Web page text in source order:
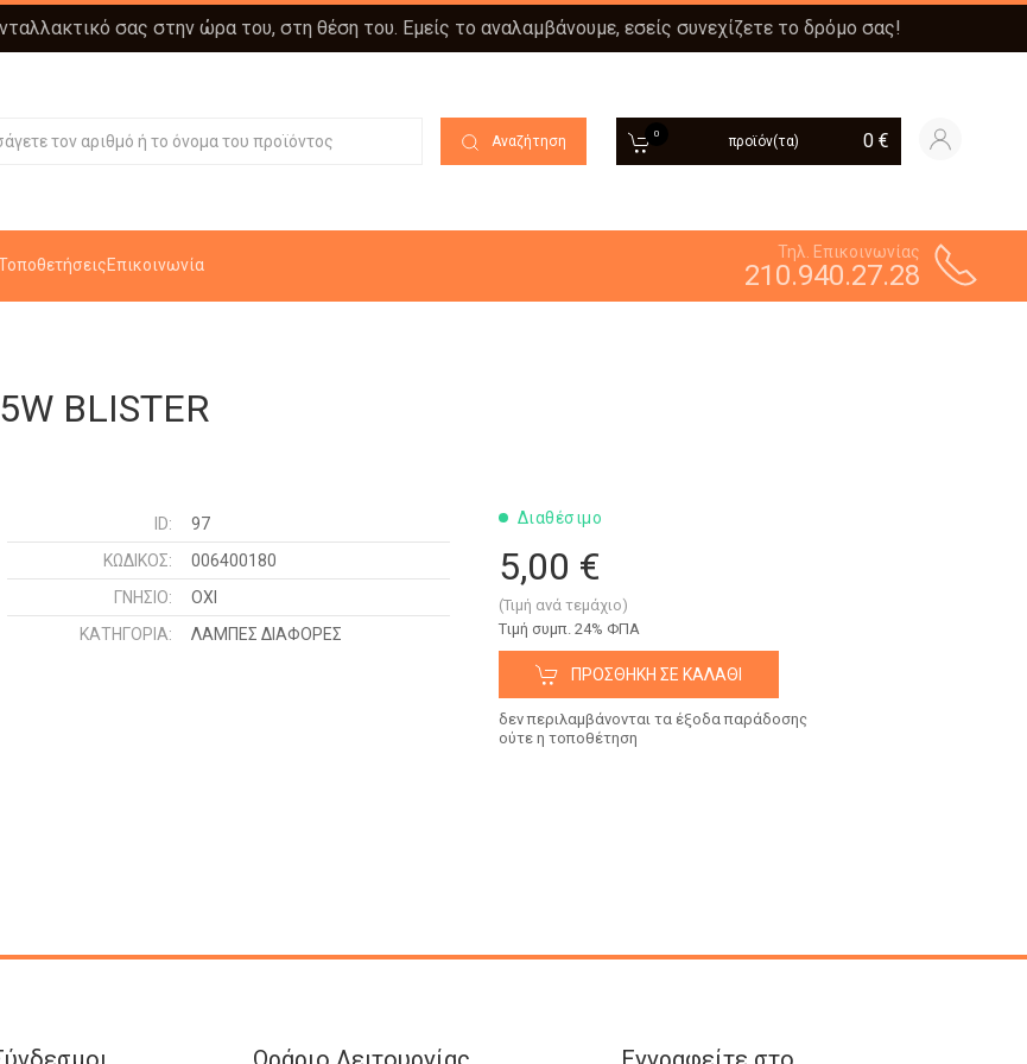
σας στην ώρα του, στη θέση του. Εμείς το αναλαμβάνουμε, εσείς συνεχίζετε το δρόμο σας!
Αναζήτηση 0 προϊόν(τα) 0 €
Επικοινωνία
Τηλ. Επικοινωνίας
210.940.27.28
BLISTER
ID:
97
ΚΩΔΙΚΌΣ:
006400180
ΓΝΉΣΙΟ:
ΟΧΙ
ΚΑΤΗΓΟΡΊΑ:
ΛΑΜΠΕΣ ΔΙΑΦΟΡΕΣ
Διαθέσιμο
5,00 €
(Τιμή ανά τεμάχιο)
Tιμή συμπ. 24% ΦΠΑ
ΠΡΟΣΘΉΚΗ ΣΕ ΚΑΛΆΘΙ
δεν περιλαμβάνονται τα έξοδα παράδοσης
ούτε η τοποθέτηση